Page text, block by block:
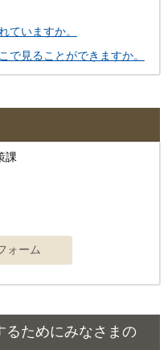
ていますか。
で見ることができますか。
課
るためにみなさまの